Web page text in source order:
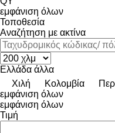
εμφάνιση όλων
Τοποθεσία
Αναζήτηση με ακτίνα
Ελλάδα άλλα
Χιλή
Κολομβία
εμφάνιση όλων
εμφάνιση όλων
Τιμή